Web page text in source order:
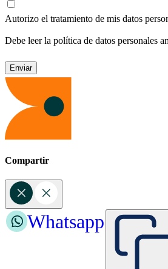
Autorizo el tratamiento de mis datos
Debe leer la política de datos personales
Compartir
Whatsapp